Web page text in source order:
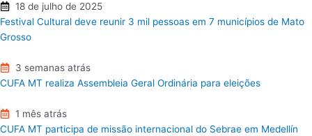
18 de julho de 2025
Festival Cultural deve reunir 3 mil pessoas em 7 municípios de Mato
Grosso
3 semanas atrás
CUFA MT realiza Assembleia Geral Ordinária para eleições
1 mês atrás
CUFA MT participa de missão internacional do Sebrae em Medellín